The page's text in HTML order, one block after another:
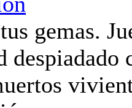
gemas.
despiadado